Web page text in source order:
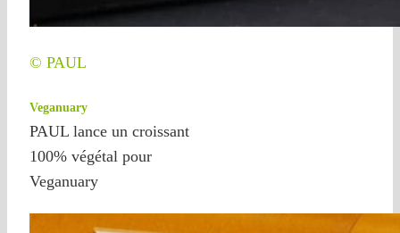
© PAUL
Veganuary
PAUL lance un croissant
100% végétal pour
Veganuary